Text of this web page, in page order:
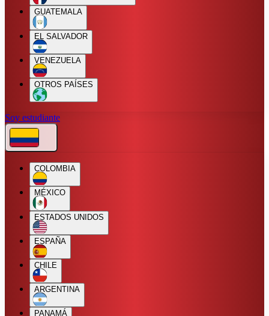
GUATEMALA
EL SALVADOR
VENEZUELA
OTROS PAÍSES
Soy estudiante
COLOMBIA
MÉXICO
ESTADOS UNIDOS
ESPAÑA
CHILE
ARGENTINA
PANAMÁ